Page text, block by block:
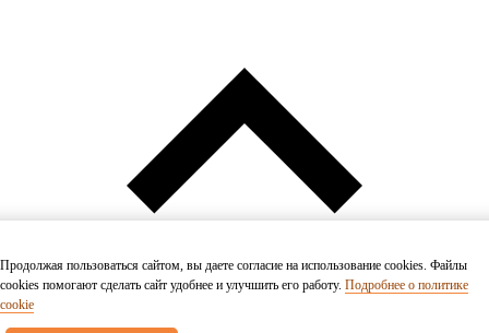
Продолжая пользоваться сайтом, вы даете согласие на использование cookies. Файлы
cookies помогают сделать сайт удобнее и улучшить его работу. Подробнее о политике
cookie